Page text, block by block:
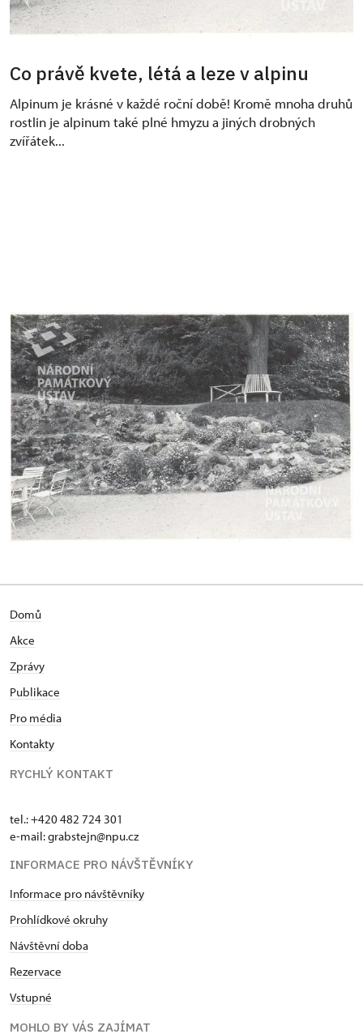
Co právě kvete, létá a leze v alpinu
Alpinum je krásné v každé roční době! Kromě mnoha druhů
rostlin je alpinum také plné hmyzu a jiných drobných
zvířátek...
Domů
Akce
Zprávy
Publikace
Pro média
Kontakty
RYCHLÝ KONTAKT
tel.: +420 482 724 301
e-mail: grabstejn@npu.cz
INFORMACE PRO NÁVŠTĚVNÍKY
Informace pro návštěvníky
Prohlídkové okruhy
Návštěvní doba
Rezervace
Vstupné
MOHLO BY VÁS ZAJÍMAT